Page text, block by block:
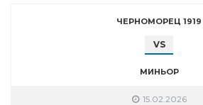
ЧЕРНОМОРЕЦ 1919
VS
МИНЬОР
15.02.2026